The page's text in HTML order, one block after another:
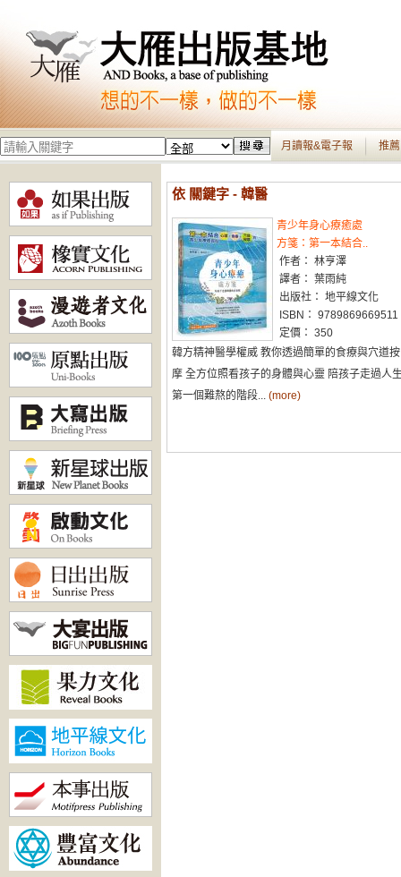
月讀報&電子報 推
依 關鍵字 - 韓醫
青少年身心療癒處
方箋：第一本結合..
作者： 林亨澤
譯者： 葉雨純
出版社： 地平線文化
ISBN： 9789869669511
定價： 350
韓方精神醫學權威 教你透過簡單的食療與穴道按
摩 全方位照看孩子的身體與心靈 陪孩子走過人
第一個難熬的階段... (more)